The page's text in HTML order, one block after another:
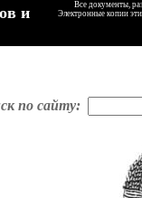
и
Все документы,
Электронные копии
по сайту: